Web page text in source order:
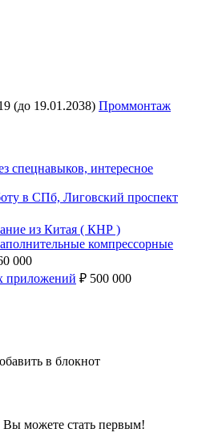
(до 19.01.2038) Проммонтаж
спецнавыков, интересное
в СПб, Лиговский проспект
из Китая ( КНР )
компрессорные
000
приложений ₽ 500 000
в блокнот
Вы можете стать первым!